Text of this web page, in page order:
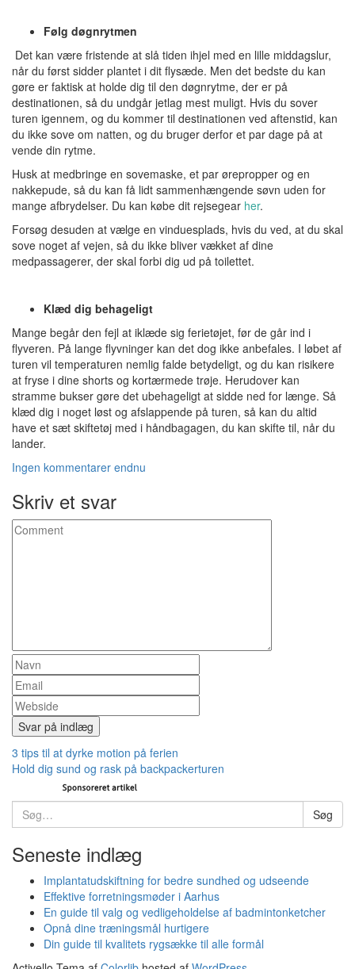
Følg døgnrytmen
Det kan være fristende at slå tiden ihjel med en lille middagslur,
når du først sidder plantet i dit flysæde. Men det bedste du kan
gøre er faktisk at holde dig til den døgnrytme, der er på
destinationen, så du undgår jetlag mest muligt. Hvis du sover
turen igennem, og du kommer til destinationen ved aftenstid, kan
du ikke sove om natten, og du bruger derfor et par dage på at
vende din rytme.
Husk at medbringe en sovemaske, et par ørepropper og en
nakkepude, så du kan få lidt sammenhængende søvn uden for
mange afbrydelser. Du kan købe dit rejsegear her.
Forsøg desuden at vælge en vinduesplads, hvis du ved, at du skal
sove noget af vejen, så du ikke bliver vækket af dine
medpassagerer, der skal forbi dig ud på toilettet.
Klæd dig behageligt
Mange begår den fejl at iklæde sig ferietøjet, før de går ind i
flyveren. På lange flyvninger kan det dog ikke anbefales. I løbet af
turen vil temperaturen nemlig falde betydeligt, og du kan risikere
at fryse i dine shorts og kortærmede trøje. Herudover kan
stramme bukser gøre det ubehageligt at sidde ned for længe. Så
klæd dig i noget løst og afslappende på turen, så kan du altid
have et sæt skiftetøj med i håndbagagen, du kan skifte til, når du
lander.
Ingen kommentarer endnu
Skriv et svar
Indlæg
navigation
3 tips til at dyrke motion på ferien
Hold dig sund og rask på backpackerturen
Søg
efter:
Søg
Seneste indlæg
Implantatudskiftning for bedre sundhed og udseende
Effektive forretningsmøder i Aarhus
En guide til valg og vedligeholdelse af badmintonketcher
Opnå dine træningsmål hurtigere
Din guide til kvalitets rygsække til alle formål